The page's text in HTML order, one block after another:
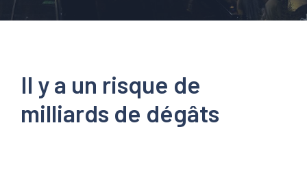
Il y a un risque de
milliards de dégâts